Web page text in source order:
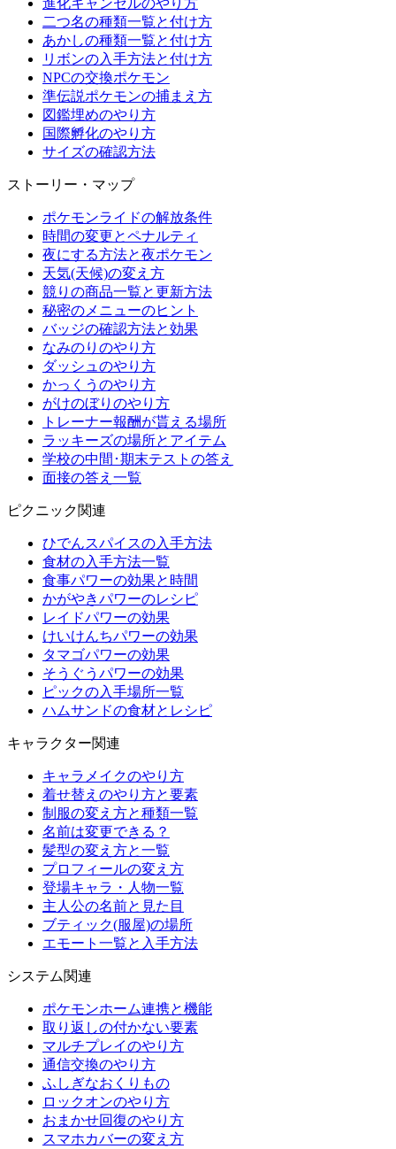
進化キャンセルのやり方
二つ名の種類一覧と付け方
あかしの種類一覧と付け方
リボンの入手方法と付け方
NPCの交換ポケモン
準伝説ポケモンの捕まえ方
図鑑埋めのやり方
国際孵化のやり方
サイズの確認方法
ストーリー・マップ
ポケモンライドの解放条件
時間の変更とペナルティ
夜にする方法と夜ポケモン
天気(天候)の変え方
競りの商品一覧と更新方法
秘密のメニューのヒント
バッジの確認方法と効果
なみのりのやり方
ダッシュのやり方
かっくうのやり方
がけのぼりのやり方
トレーナー報酬が貰える場所
ラッキーズの場所とアイテム
学校の中間･期末テストの答え
面接の答え一覧
ピクニック関連
ひでんスパイスの入手方法
食材の入手方法一覧
食事パワーの効果と時間
かがやきパワーのレシピ
レイドパワーの効果
けいけんちパワーの効果
タマゴパワーの効果
そうぐうパワーの効果
ピックの入手場所一覧
ハムサンドの食材とレシピ
キャラクター関連
キャラメイクのやり方
着せ替えのやり方と要素
制服の変え方と種類一覧
名前は変更できる？
髪型の変え方と一覧
プロフィールの変え方
登場キャラ・人物一覧
主人公の名前と見た目
ブティック(服屋)の場所
エモート一覧と入手方法
システム関連
ポケモンホーム連携と機能
取り返しの付かない要素
マルチプレイのやり方
通信交換のやり方
ふしぎなおくりもの
ロックオンのやり方
おまかせ回復のやり方
スマホカバーの変え方